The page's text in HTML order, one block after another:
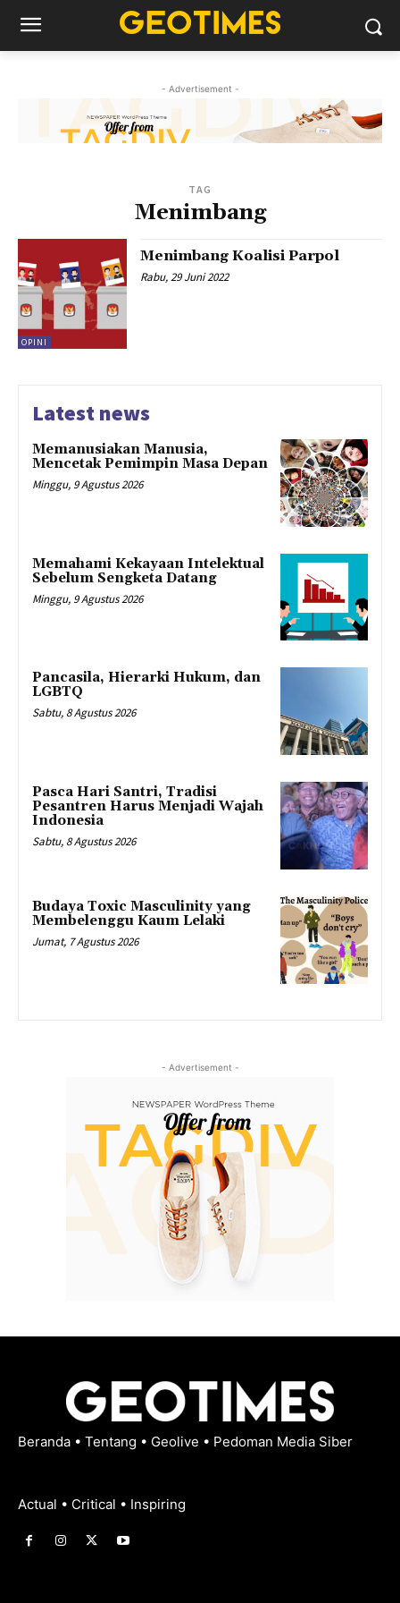
- Advertisement -
TAG
Menimbang
OPINI
Menimbang Koalisi Parpol
Rabu, 29 Juni 2022
Latest news
Memanusiakan Manusia,
Mencetak Pemimpin Masa Depan
Minggu, 9 Agustus 2026
Memahami Kekayaan Intelektual
Sebelum Sengketa Datang
Minggu, 9 Agustus 2026
Pancasila, Hierarki Hukum, dan
LGBTQ
Sabtu, 8 Agustus 2026
Pasca Hari Santri, Tradisi
Pesantren Harus Menjadi Wajah
Indonesia
Sabtu, 8 Agustus 2026
Budaya Toxic Masculinity yang
Membelenggu Kaum Lelaki
Jumat, 7 Agustus 2026
- Advertisement -
Beranda • Tentang • Geolive • Pedoman Media Siber
Actual • Critical • Inspiring